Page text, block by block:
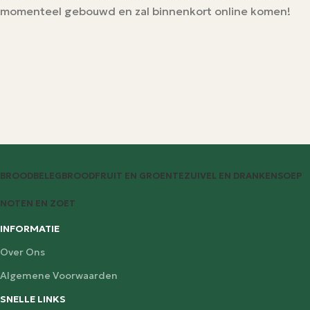
momenteel gebouwd en zal binnenkort online komen!
BROODBELEGBROODFRUIT EN GROENTEZUIVEL EN DRANKENSOEP
NOTEN EN ZOET
INFORMATIE
Over Ons
Algemene Voorwaarden
SNELLE LINKS